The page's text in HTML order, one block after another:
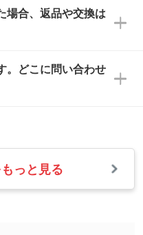
のイラスト、写真
ーデータに変換し
換してほしい
や濃淡を表現した
など濃色の場合は
すめしておりま
の場合、印刷をく
濃い印刷色が、柔
淡い印刷色が映え
色が本体色に合わ
そうな場合は、ス
ることもございま
で、土日祝日はお
・お問い合わせ
場合、返品や交換は
、至急担当スタッ
の状況を確認し、
障している場合
た場合
。どこに問い合わせ
メールにてご連絡
質問も受け付けて
っと見る